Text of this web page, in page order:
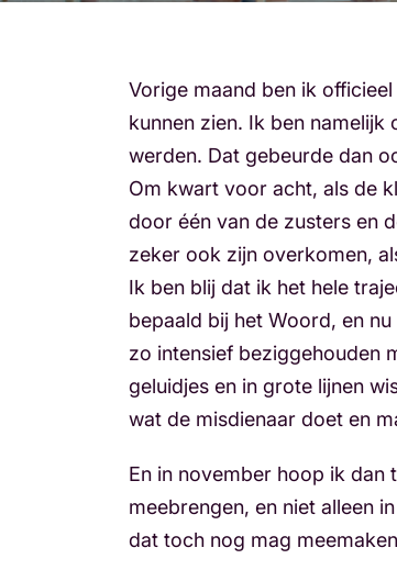
Vorige maand ben ik
kunnen zien. Ik ben
werden. Dat gebeurde dan
Om kwart voor acht, als de
door één van de zusters en
zeker ook zijn overkomen,
Ik ben blij dat ik het hele
bepaald bij het Woord, en
zo intensief beziggehouden
geluidjes en in grote lijnen
wat de misdienaar doet en
En in november hoop ik
meebrengen, en niet alleen
dat toch nog mag